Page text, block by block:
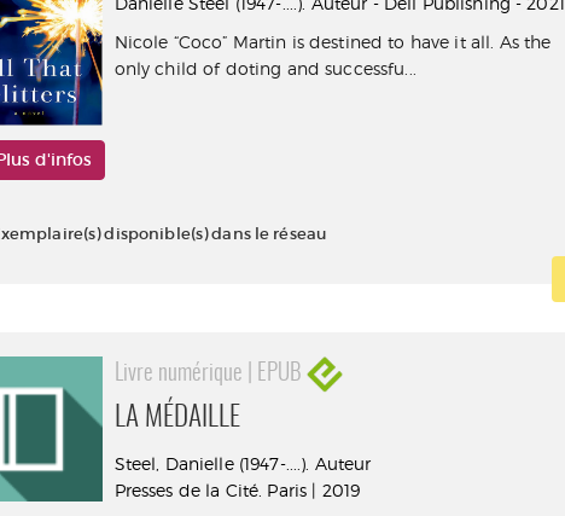
Nicole “Coco” Martin is destined to have it all. As the
only child of doting and successfu...
d'infos
disponible(s) dans le réseau
Livre numérique | EPUB
LA MÉDAILLE
Steel, Danielle (1947-....). Auteur
Presses de la Cité. Paris | 2019